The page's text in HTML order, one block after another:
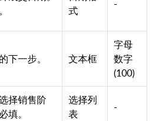
式
-
下一步。 文本框
字母
数字
(100)
择销售阶
填。
选择列
表
-